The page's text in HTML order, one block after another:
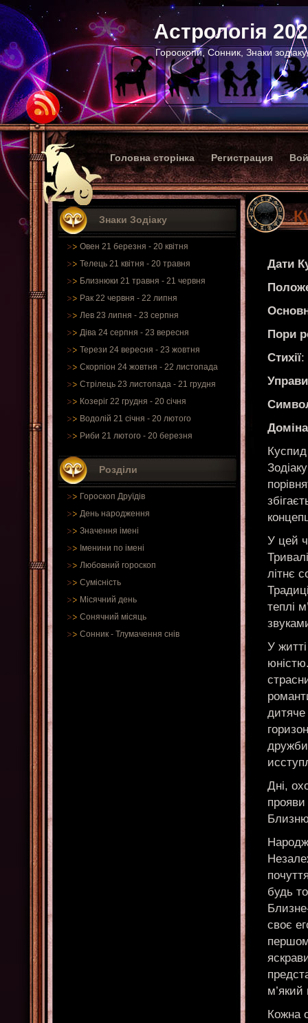
Астрологія
Гороскопи, Сонник, Знаки
Головна сторінка Регистрация
Знаки Зодіаку
Овен 21 березня - 20 квітня
Телець 21 квітня - 20 травня
Близнюки 21 травня - 21 червня
Рак 22 червня - 22 липня
Лев 23 липня - 23 серпня
Діва 24 серпня - 23 вересня
Терези 24 вересня - 23 жовтня
Скорпіон 24 жовтня - 22 листопада
Стрілець 23 листопада - 21 грудня
Козеріг 22 грудня - 20 січня
Водолій 21 січня - 20 лютого
Риби 21 лютого - 20 березня
Розділи
Гороскоп Друїдів
День народження
Значення імені
Іменини по імені
Любовний гороскоп
Сумісність
Місячний день
Сонячний місяць
Сонник - Тлумачення снів
Дати
Пори
Стихії:
У цей
літнє
теплі
У
Дні,
прояви
будь
своє
м’який
Кожна